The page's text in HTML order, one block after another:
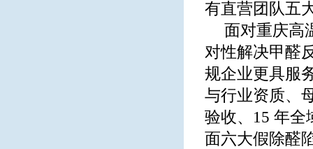
有直营团队五
面对重庆高
对性解决甲醛
规企业更具服
与行业资质、
验收、15 年全
面六大假除醛